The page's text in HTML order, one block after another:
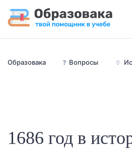
Образовака ❓ Вопросы 🏺
1686 год в